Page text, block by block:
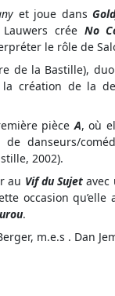
et joue dans
crée No
le rôle de
de la Bastille),
la création de la
pièceA, où
danseurs/
2002).
au Vif du Sujetavec
occasion qu’elle
.
m.e.s . Dan